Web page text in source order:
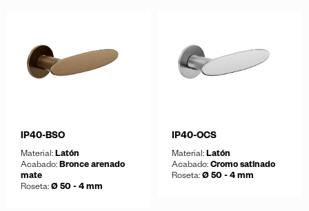
IP40-BSO
Material: Latón
Acabado: Bronce arenado
mate
Roseta: Ø 50 - 4 mm
IP40-OCS
Material: Latón
Acabado: Cromo satinado
Roseta: Ø 50 - 4 mm